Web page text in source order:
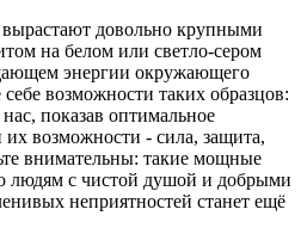
вырастают довольно крупными
на белом или светло-сером
энергии окружающего
себе возможности таких образцов:
показав оптимальное
их возможности - сила, защита,
внимательны: такие мощные
людям с чистой душой и добрыми
неприятностей станет ещё